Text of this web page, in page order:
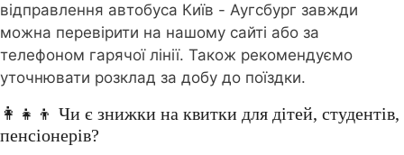
відправлення автобуса Київ - Аугсбург завжди
можна перевірити на нашому сайті або за
телефоном гарячої лінії. Також рекомендуємо
уточнювати розклад за добу до поїздки.
👩‍👧‍👦 Чи є знижки на квитки для дітей, студентів,
пенсіонерів?